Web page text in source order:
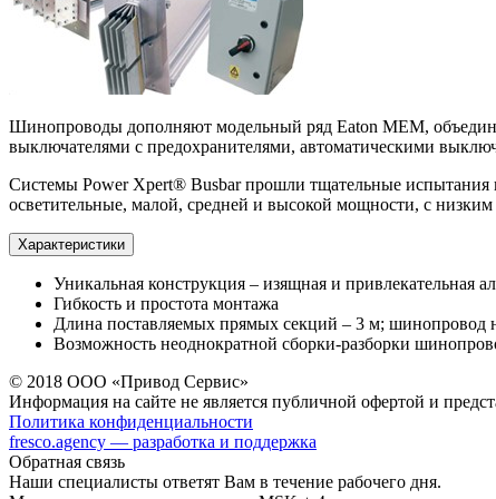
Шинопроводы дополняют модельный ряд Eaton MEM,
выключателями с предохранителями, автоматическими
Системы Power Xpert® Busbar прошли тщательные испытания
осветительные, малой, средней и высокой мощности, с
Характеристики
Уникальная конструкция – изящная и привлекательная
Гибкость и простота монтажа
Длина поставляемых прямых секций – 3 м; шинопровод
Возможность неоднократной сборки-разборки
© 2018 ООО «Привод Сервис»
Информация на сайте не является публичной офертой и
Политика конфиденциальности
fresco.agency — разработка и поддержка
Обратная связь
Наши специалисты ответят Вам в течение рабочего дня.